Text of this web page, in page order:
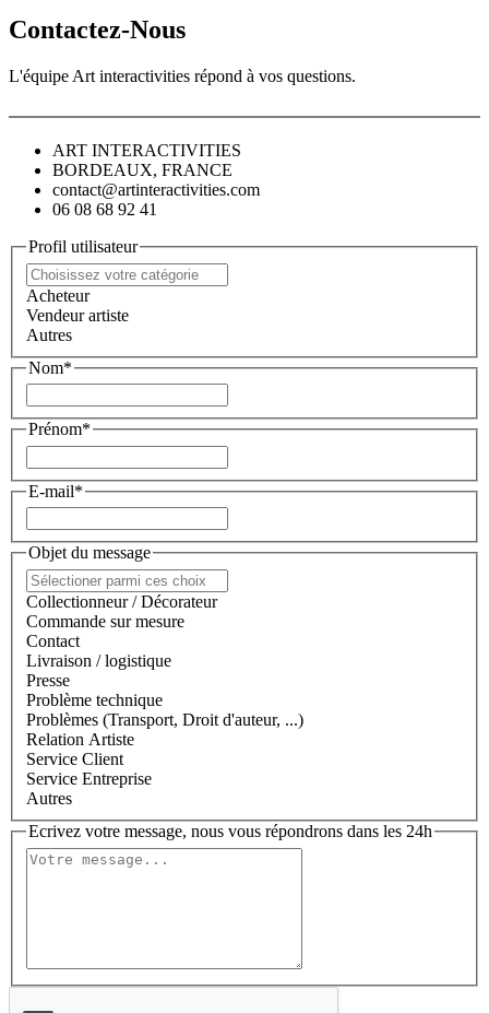
Contactez-Nous
L'équipe Art interactivities répond à vos questions.
ART INTERACTIVITIES
BORDEAUX, FRANCE
contact@artinteractivities.com
06 08 68 92 41
Profil utilisateur
Acheteur
Vendeur artiste
Autres
Nom*
Prénom*
E-mail*
Objet du message
Collectionneur / Décorateur
Commande sur mesure
Contact
Livraison / logistique
Presse
Problème technique
Problèmes (Transport, Droit d'auteur, ...)
Relation Artiste
Service Client
Service Entreprise
Autres
Ecrivez votre message, nous vous répondrons dans les 24h